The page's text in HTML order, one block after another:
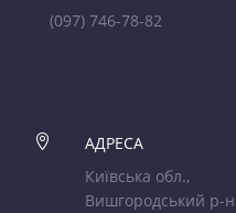
(097) 746-78-82

АДРЕСА
Київська обл.,
Вишгородський р-н